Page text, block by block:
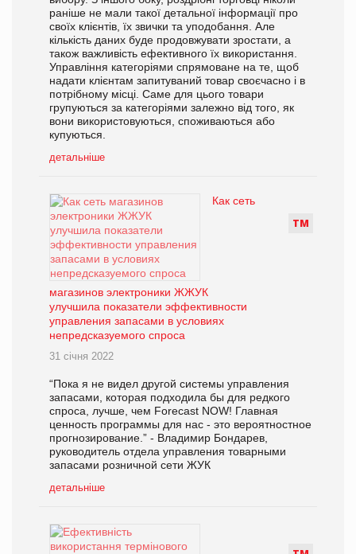
раніше не мали такої детальної інформації про
своїх клієнтів, їх звички та уподобання. Але
кількість даних буде продовжувати зростати, а
також важливість ефективного їх використання.
Управління категоріями спрямоване на те, щоб
надати клієнтам запитуваний товар своєчасно і в
потрібному місці. Саме для цього товари
групуються за категоріями залежно від того, як
вони використовуються, споживаються або
купуються.
детальніше
ТМ
Как сеть
магазинов электроники ЖЖУК
улучшила показатели эффективности
управления запасами в условиях
непредсказуемого спроса
31 січня 2022
“Пока я не видел другой системы управления
запасами, которая подходила бы для редкого
спроса, лучше, чем Forecast NOW! Главная
ценность программы для нас - это вероятностное
прогнозирование.” - Владимир Бондарев,
руководитель отдела управления товарными
запасами розничной сети ЖУК
детальніше